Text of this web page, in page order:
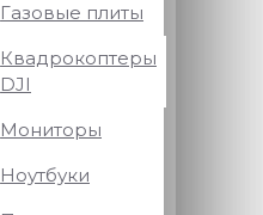
Газовые плиты
Квадрокоптеры
DJI
Мониторы
Ноутбуки